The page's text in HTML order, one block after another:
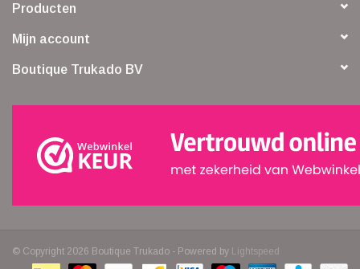
Producten
Mijn account
Boutique Trukado BV
© Copyright 2026 Boutique Trukado - Powered by Lightspeed